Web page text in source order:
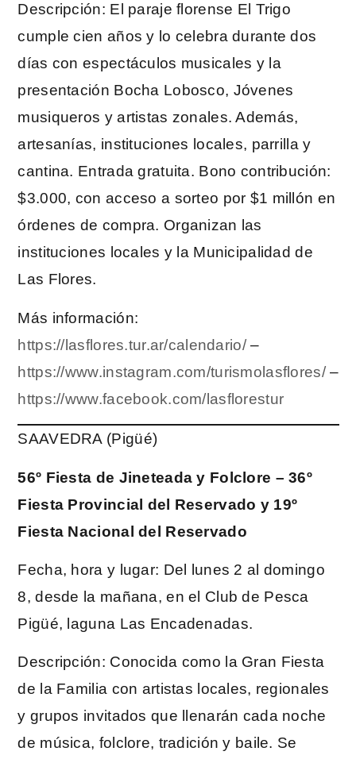
Descripción: El paraje florense El Trigo
cumple cien años y lo celebra durante dos
días con espectáculos musicales y la
presentación Bocha Lobosco, Jóvenes
musiqueros y artistas zonales. Además,
artesanías, instituciones locales, parrilla y
cantina. Entrada gratuita. Bono contribución:
$3.000, con acceso a sorteo por $1 millón en
órdenes de compra. Organizan las
instituciones locales y la Municipalidad de
Las Flores.
Más información:
https://lasflores.tur.ar/calendario/–
https://www.instagram.com/turismolasflores/–
https://www.facebook.com/lasflorestur
SAAVEDRA (Pigüé)
56º Fiesta de Jineteada y Folclore – 36º
Fiesta Provincial del Reservado y 19º
Fiesta Nacional del Reservado
Fecha, hora y lugar: Del lunes 2 al domingo
8, desde la mañana, en el Club de Pesca
Pigüé, laguna Las Encadenadas.
Descripción: Conocida como la Gran Fiesta
de la Familia con artistas locales, regionales
y grupos invitados que llenarán cada noche
de música, folclore, tradición y baile. Se